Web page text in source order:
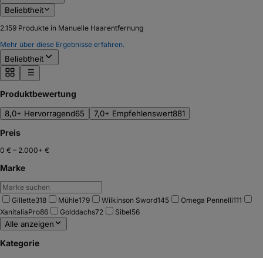
Beliebtheit
2.159 Produkte in Manuelle Haarentfernung
Mehr über diese Ergebnisse erfahren.
Beliebtheit
Produktbewertung
8,0+ Hervorragend65 7,0+ Empfehlenswert881
Preis
0 € – 2.000+ €
Marke
Gillette318 Mühle179 Wilkinson Sword145 Omega Pennelli111
XanitaliaPro86 Golddachs72 Sibel56
Alle anzeigen
Kategorie